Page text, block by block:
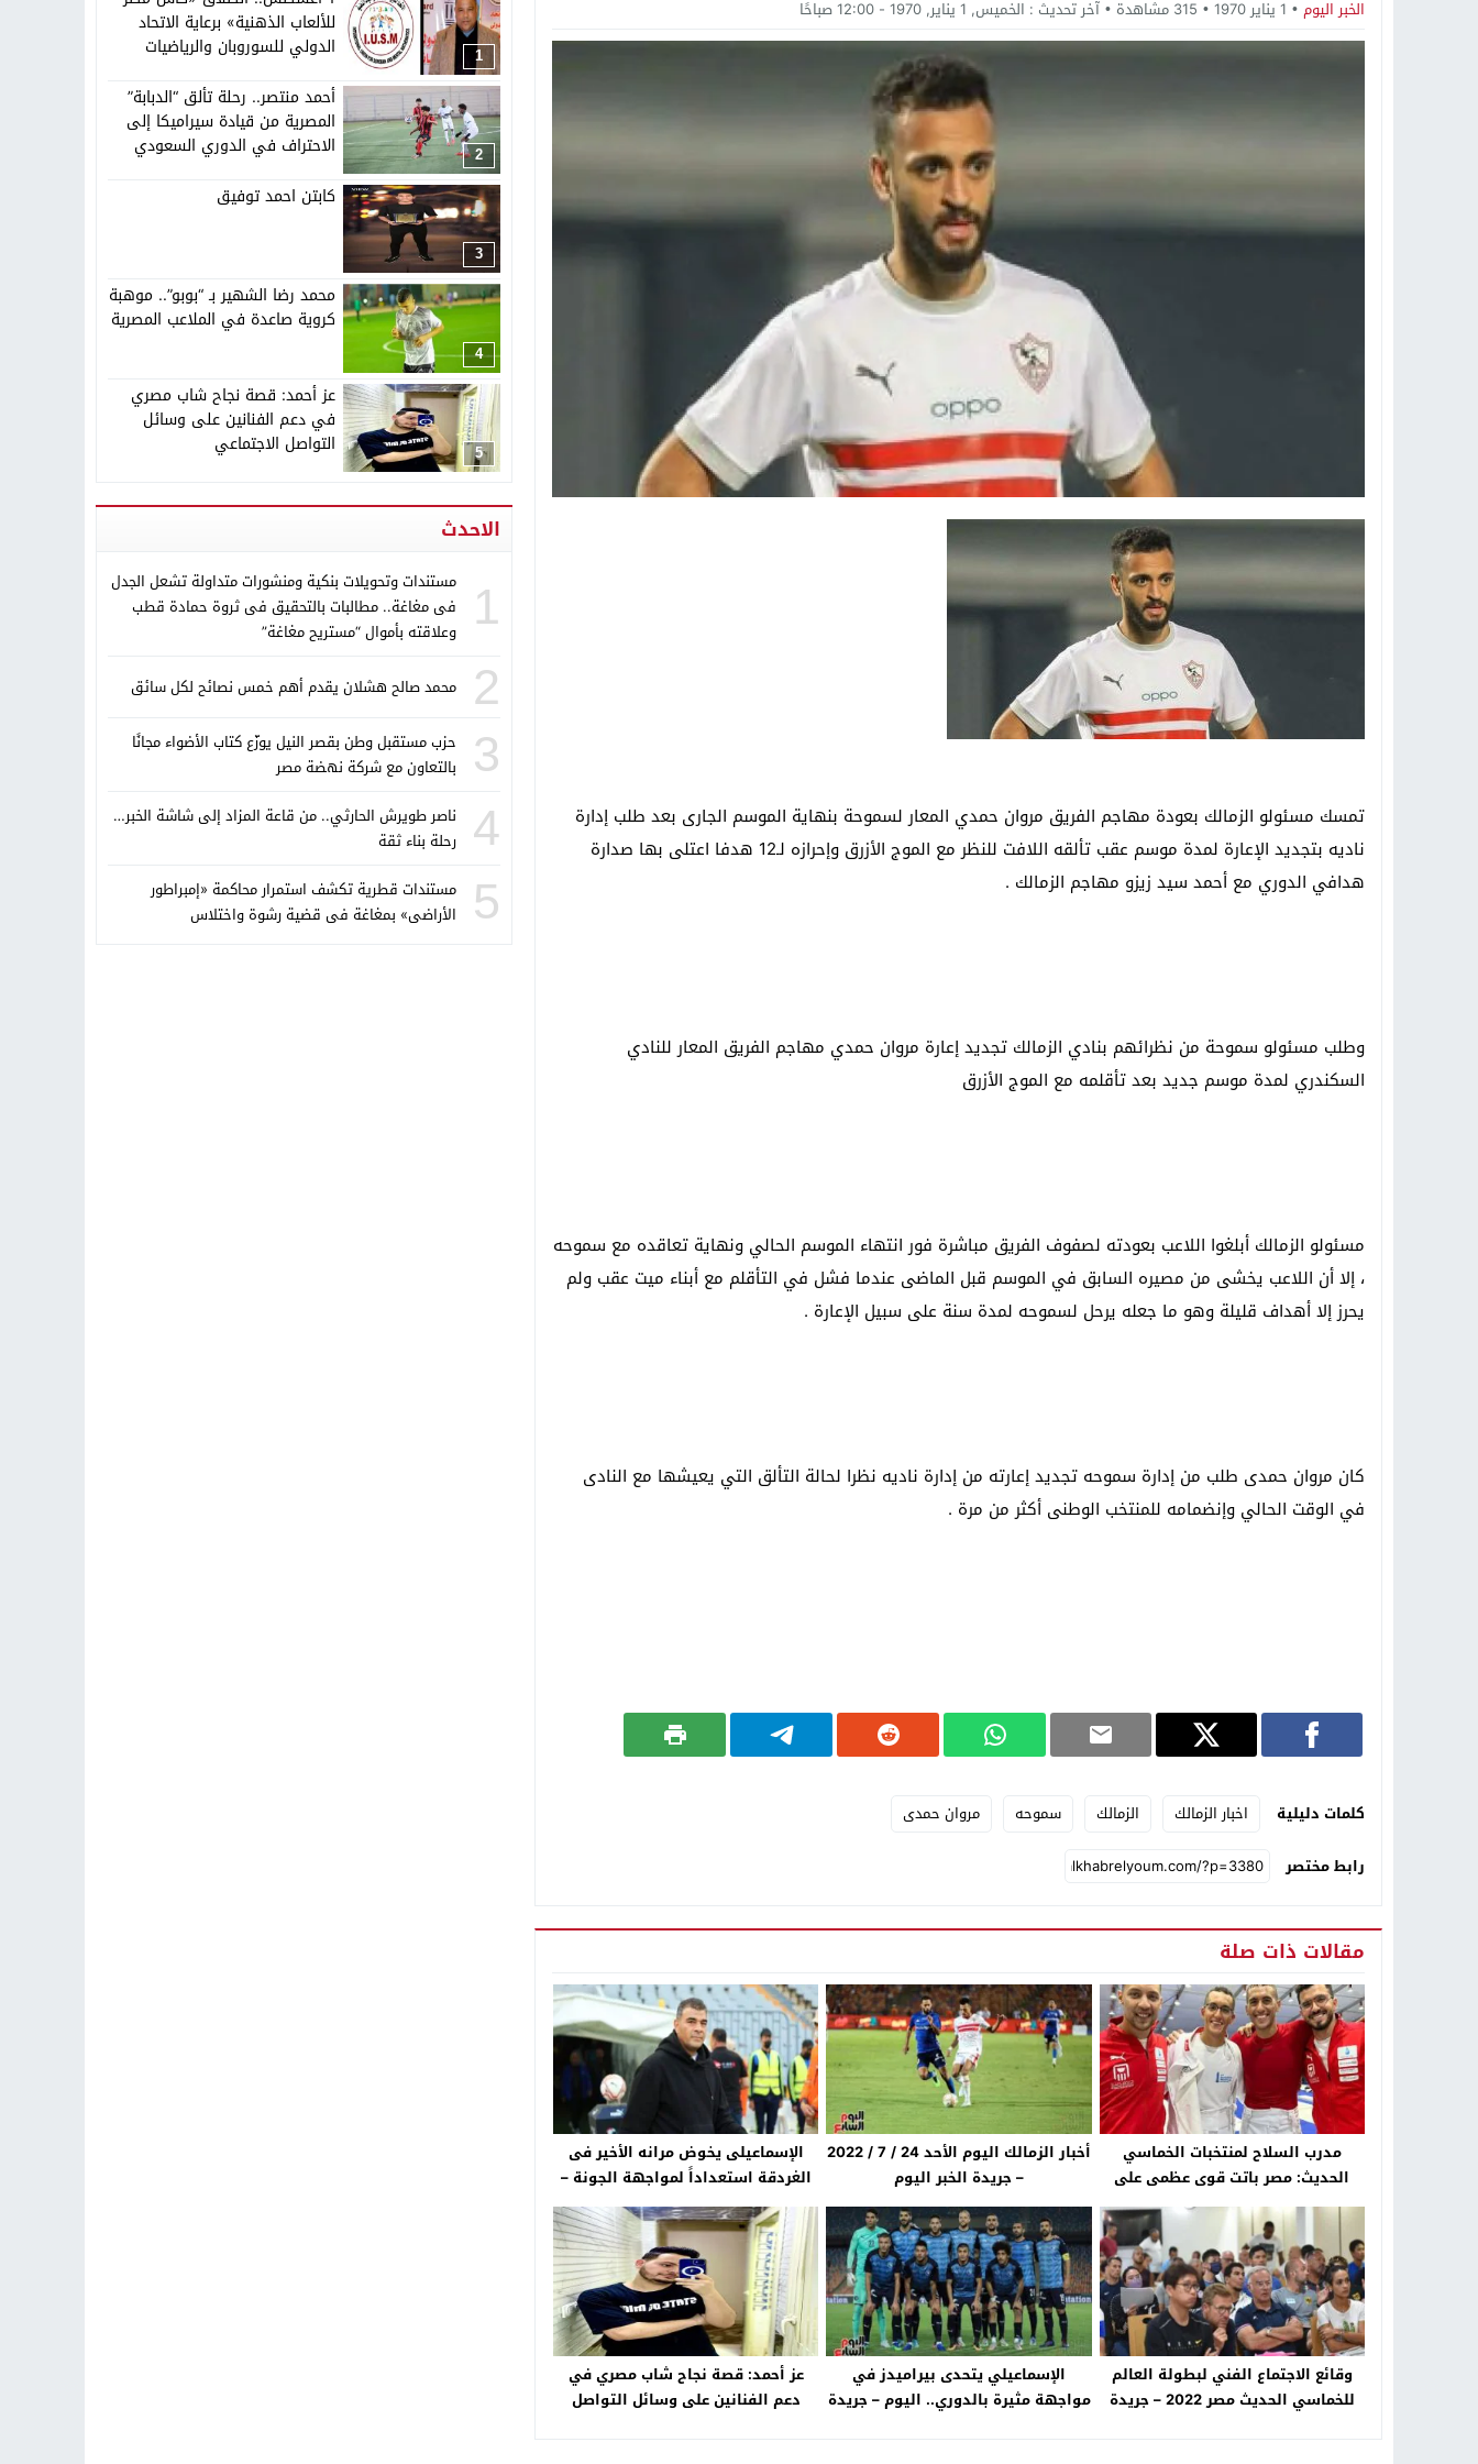
16:20 من عامل بناء إلى إمبراطور الأراضى.. تساؤلات حول ثروة حمادة قطب وشراكاته المثيرة للجدل فى مغاغة
18:16 وليد منصور يتفاوض مع نجمة «العشق الممنوع» بيرين سات للمشاركة فى فيلم «ميلانو»
د. جمال شعبان لطلاب الثانوية العامة: كلية الطب رسالة إنسانية.. ومن يحلم بأن يصبح مثل مجدى يعقوب عليه بالاجتهاد 15:51 بشار سعود.. “78 ساعة غيرت كل شيء”
الخبر اليوم 1 يناير 1970 315 مشاهدة آخر تحديث : الخميس, 1 يناير, 1970 - 12:00 صباحًا
تمسك مسئولو الزمالك بعودة مهاجم الفريق مروان حمدي المعار لسموحة بنهاية الموسم الجارى بعد طلب إدارة
ناديه بتجديد الإعارة لمدة موسم عقب تألقه اللافت للنظر مع الموج الأزرق وإحرازه لـ12 هدفا اعتلى بها صدارة
هدافي الدوري مع أحمد سيد زيزو مهاجم الزمالك .
وطلب مسئولو سموحة من نظرائهم بنادي الزمالك تجديد إعارة مروان حمدي مهاجم الفريق المعار للنادي
السكندري لمدة موسم جديد بعد تأقلمه مع الموج الأزرق
مسئولو الزمالك أبلغوا اللاعب بعودته لصفوف الفريق مباشرة فور انتهاء الموسم الحالي ونهاية تعاقده مع سموحه
، إلا أن اللاعب يخشى من مصيره السابق في الموسم قبل الماضى عندما فشل في التأقلم مع أبناء ميت عقب ولم
يحرز إلا أهداف قليلة وهو ما جعله يرحل لسموحه لمدة سنة على سبيل الإعارة .
كان مروان حمدى طلب من إدارة سموحه تجديد إعارته من إدارة ناديه نظرا لحالة التألق التي يعيشها مع النادى
في الوقت الحالي وإنضمامه للمنتخب الوطنى أكثر من مرة .
كلمات دليلية اخبار الزمالك الزمالك سموحه
مروان حمدى
رابط مختصر
مقالات ذات صلة
مدرب السلاح لمنتخبات الخماسي
الحديث: مصر باتت قوى عظمى على
مستوى العالم – جريدة الخبر اليوم
أخبار الزمالك اليوم الأحد 24 / 7 / 2022
– جريدة الخبر اليوم
الإسماعيلى يخوض مرانه الأخير فى
الغردقة استعداداً لمواجهة الجونة –
جريدة الخبر اليوم
وقائع الاجتماع الفني لبطولة العالم
للخماسي الحديث مصر 2022 – جريدة
الإسماعيلي يتحدى بيراميدز في
مواجهة مثيرة بالدوري.. اليوم – جريدة
عز أحمد: قصة نجاح شاب مصري في
دعم الفنانين على وسائل التواصل
1
للألعاب الذهنية» برعاية الاتحاد
الدولي للسوروبان والرياضيات
2
أحمد منتصر.. رحلة تألق “الدبابة”
المصرية من قيادة سيراميكا إلى
الاحتراف في الدوري السعودي
3
كابتن احمد توفيق
4
محمد رضا الشهير بـ “بوبو”.. موهبة
كروية صاعدة في الملاعب المصرية
5
عز أحمد: قصة نجاح شاب مصري
في دعم الفنانين على وسائل
التواصل الاجتماعي
الاحدث
1
مستندات وتحويلات بنكية ومنشورات متداولة تشعل الجدل
فى مغاغة.. مطالبات بالتحقيق فى ثروة حمادة قطب
وعلاقته بأموال “مستريح مغاغة”
2 محمد صالح هشلان يقدم أهم خمس نصائح لكل سائق
3
حزب مستقبل وطن بقصر النيل يوزّع كتاب الأضواء مجانًا
بالتعاون مع شركة نهضة مصر
4
ناصر طويرش الحارثي.. من قاعة المزاد إلى شاشة الخبر…
رحلة بناء ثقة
5
مستندات قطرية تكشف استمرار محاكمة «إمبراطور
الأراضى» بمغاغة فى قضية رشوة واختلاس